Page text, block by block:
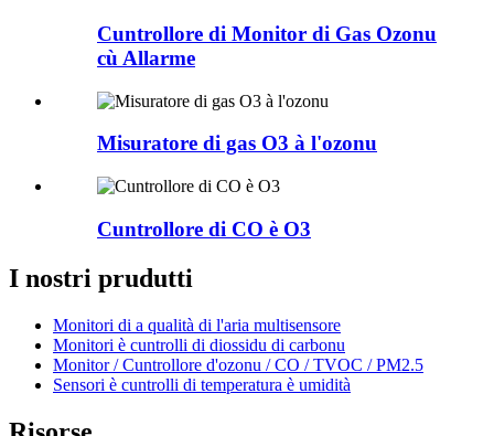
Cuntrollore di Monitor di Gas Ozonu
cù Allarme
Misuratore di gas O3 à l'ozonu
Cuntrollore di CO è O3
I nostri prudutti
Monitori di a qualità di l'aria multisensore
Monitori è cuntrolli di diossidu di carbonu
Monitor / Cuntrollore d'ozonu / CO / TVOC / PM2.5
Sensori è cuntrolli di temperatura è umidità